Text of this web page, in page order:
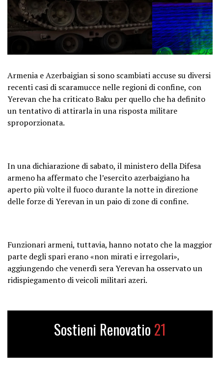
Armenia e Azerbaigian si sono scambiati accuse su diversi
recenti casi di scaramucce nelle regioni di confine, con
Yerevan che ha criticato Baku per quello che ha definito
un tentativo di attirarla in una risposta militare
sproporzionata.
In una dichiarazione di sabato, il ministero della Difesa
armeno ha affermato che l’esercito azerbaigiano ha
aperto più volte il fuoco durante la notte in direzione
delle forze di Yerevan in un paio di zone di confine.
Funzionari armeni, tuttavia, hanno notato che la maggior
parte degli spari erano «non mirati e irregolari»,
aggiungendo che venerdì sera Yerevan ha osservato un
ridispiegamento di veicoli militari azeri.
Sostieni Renovatio 21